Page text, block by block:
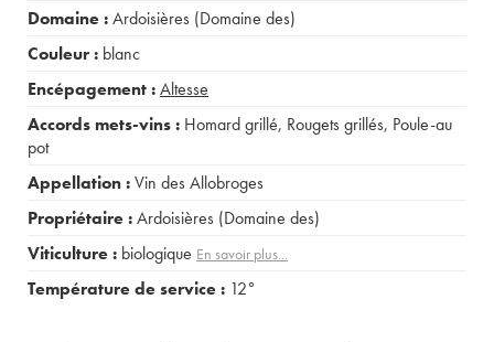
Domaine :Ardoisières (Domaine des)
Couleur : blanc
Encépagement :Altesse
Accords mets-vins : Homard grillé, Rougets grillés, Poule-au
pot
Appellation :Vin des Allobroges
Propriétaire :Ardoisières (Domaine des)
Viticulture : biologique En savoir plus...
Température de service : 12°